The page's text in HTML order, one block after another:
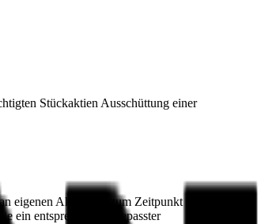
Stückaktien Ausschüttung einer
eigenen Aktien bis zum Zeitpunkt der
ein entsprechend angepasster